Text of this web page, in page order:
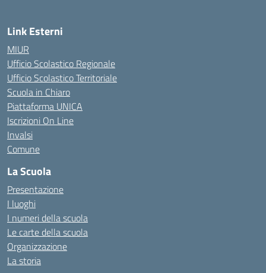
Link Esterni
MIUR
Ufficio Scolastico Regionale
Ufficio Scolastico Territoriale
Scuola in Chiaro
Piattaforma UNICA
Iscrizioni On Line
Invalsi
Comune
La Scuola
Presentazione
I luoghi
I numeri della scuola
Le carte della scuola
Organizzazione
La storia